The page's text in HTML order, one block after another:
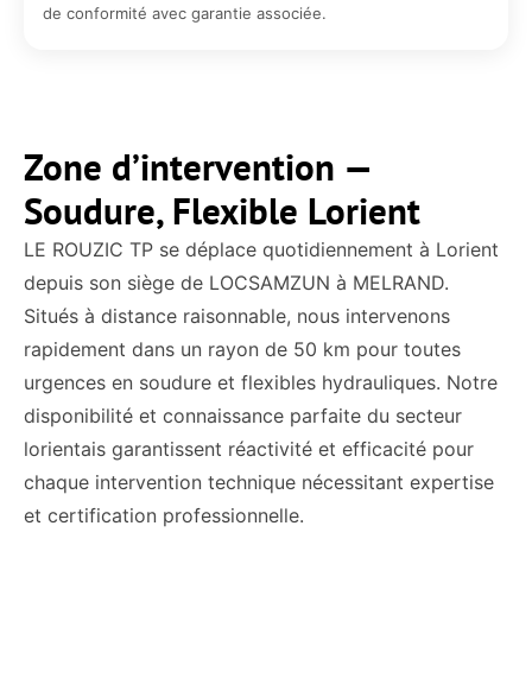
de conformité avec garantie associée.
Zone d’intervention —
Soudure, Flexible Lorient
LE ROUZIC TP se déplace quotidiennement à Lorient
depuis son siège de LOCSAMZUN à MELRAND.
Situés à distance raisonnable, nous intervenons
rapidement dans un rayon de 50 km pour toutes
urgences en soudure et flexibles hydrauliques. Notre
disponibilité et connaissance parfaite du secteur
lorientais garantissent réactivité et efficacité pour
chaque intervention technique nécessitant expertise
et certification professionnelle.